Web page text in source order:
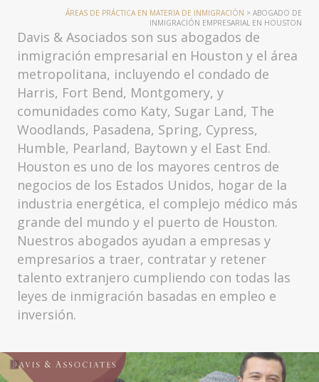
ÁREAS DE PRÁCTICA EN MATERIA DE INMIGRACIÓN > ABOGADO DE
INMIGRACIÓN EMPRESARIAL EN HOUSTON
Davis & Asociados son sus abogados de
inmigración empresarial en Houston y el área
metropolitana, incluyendo el condado de
Harris, Fort Bend, Montgomery, y
comunidades como Katy, Sugar Land, The
Woodlands, Pasadena, Spring, Cypress,
Humble, Pearland, Baytown y el East End.
Houston es uno de los mayores centros de
negocios de los Estados Unidos, hogar de la
industria energética, el complejo médico más
grande del mundo y el puerto de Houston.
Nuestros abogados ayudan a empresas y
empresarios a traer, contratar y retener
talento extranjero cumpliendo con todas las
leyes de inmigración basadas en empleo e
inversión.